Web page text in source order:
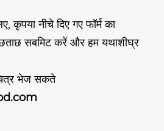
कृपया नीचे दिए गए फॉर्म का
सबमिट करें और हम यथाशीघ्र
भेज सकते